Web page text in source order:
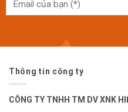
Thông tin công ty
CÔNG TY TNHH TM DV XNK